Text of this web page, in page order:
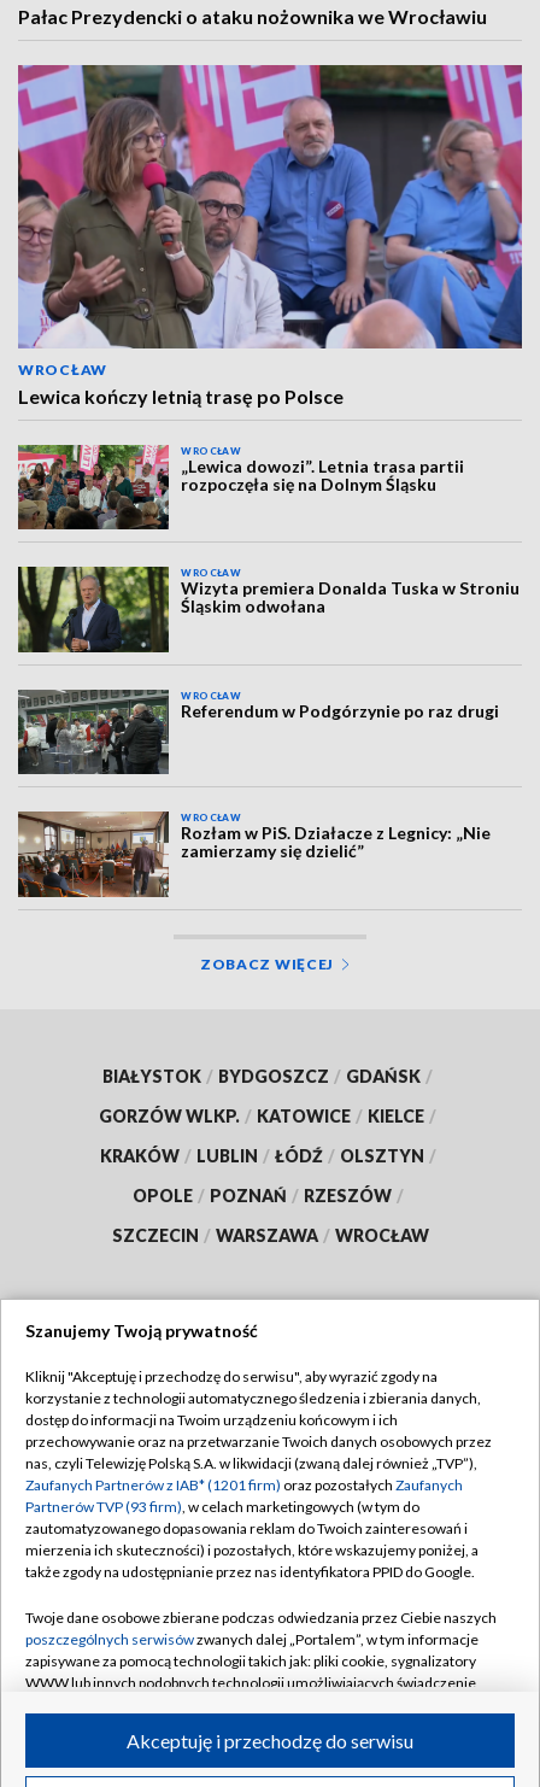
Pałac Prezydencki o ataku nożownika we Wrocławiu
WROCŁAW
Lewica kończy letnią trasę po Polsce
WROCŁAW
„Lewica dowozi”. Letnia trasa partii
rozpoczęła się na Dolnym Śląsku
WROCŁAW
Wizyta premiera Donalda Tuska w Stroniu
Śląskim odwołana
WROCŁAW
Referendum w Podgórzynie po raz drugi
WROCŁAW
Rozłam w PiS. Działacze z Legnicy: „Nie
zamierzamy się dzielić”
ZOBACZ WIĘCEJ
BIAŁYSTOK / BYDGOSZCZ / GDAŃSK /
GORZÓW WLKP. / KATOWICE / KIELCE /
KRAKÓW / LUBLIN / ŁÓDŹ / OLSZTYN /
OPOLE / POZNAŃ / RZESZÓW /
SZCZECIN / WARSZAWA / WROCŁAW
TVP
Abonament TVP
Emisja w TVP
Centrum informacji TVP
Naziemna Telewizja Cyfrowa
Rada Programowa
System NOS
Informacje o nadawcy
Program dla prasy
Regulamin TVP
Polityka prywatności
Moje zgody
Pomoc
Kontakt
Kanały
©2026 Telewizja Polska S.A. w likwidacji
Szanujemy Twoją prywatność
Kliknij "Akceptuję i przechodzę do serwisu", aby wyrazić zgody na
korzystanie z technologii automatycznego śledzenia i zbierania danych,
dostęp do informacji na Twoim urządzeniu końcowym i ich
przechowywanie oraz na przetwarzanie Twoich danych osobowych przez
nas, czyli Telewizję Polską S.A. w likwidacji (zwaną dalej również „TVP”),
Zaufanych Partnerów z IAB* (1201 firm) oraz pozostałych Zaufanych
Partnerów TVP (93 firm), w celach marketingowych (w tym do
zautomatyzowanego dopasowania reklam do Twoich zainteresowań i
mierzenia ich skuteczności) i pozostałych, które wskazujemy poniżej, a
także zgody na udostępnianie przez nas identyfikatora PPID do Google.
Twoje dane osobowe zbierane podczas odwiedzania przez Ciebie naszych
poszczególnych serwisówzwanych dalej „Portalem”, w tym informacje
zapisywane za pomocą technologii takich jak: pliki cookie, sygnalizatory
WWW lub innych podobnych technologii umożliwiających świadczenie
ruchu w Internecie.Akceptuję i przechodzę do serwisu